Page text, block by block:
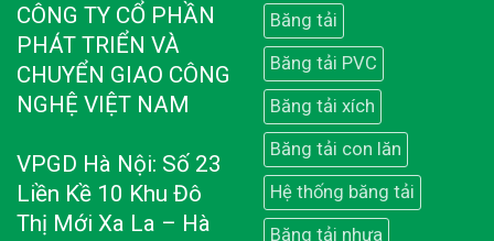
CÔNG TY CỔ PHẦN
PHÁT TRIỂN VÀ
CHUYỂN GIAO CÔNG
NGHỆ VIỆT NAM
VPGD Hà Nội: Số 23
Liền Kề 10 Khu Đô
Thị Mới Xa La – Hà
Băng tải
Băng tải PVC
Băng tải xích
Băng tải con lăn
Hệ thống băng tải
Băng tải nhựa